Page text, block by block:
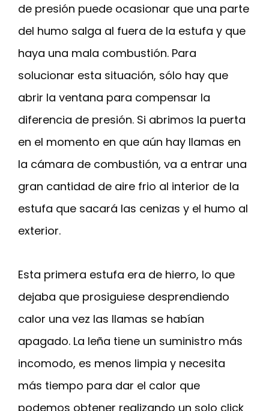
de presión puede ocasionar que una parte
del humo salga al fuera de la estufa y que
haya una mala combustión. Para
solucionar esta situación, sólo hay que
abrir la ventana para compensar la
diferencia de presión. Si abrimos la puerta
en el momento en que aún hay llamas en
la cámara de combustión, va a entrar una
gran cantidad de aire frio al interior de la
estufa que sacará las cenizas y el humo al
exterior.
Esta primera estufa era de hierro, lo que
dejaba que prosiguiese desprendiendo
calor una vez las llamas se habían
apagado. La leña tiene un suministro más
incomodo, es menos limpia y necesita
más tiempo para dar el calor que
podemos obtener realizando un solo click